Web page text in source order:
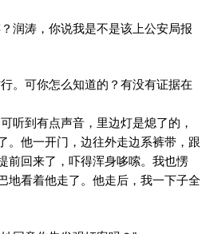
润涛，你说我是不是该上公安局报
。可你怎么知道的？有没有证据在
听到有点声音，里边灯是熄了的，
。他一开门，边往外走边系裤带，跟
前回来了，吓得浑身哆嗦。我也愣
地看着他走了。他走后，我一下子全